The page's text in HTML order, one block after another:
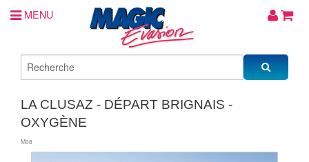
MENU
LA CLUSAZ - DÉPART BRIGNAIS -
OXYGÈNE
M08